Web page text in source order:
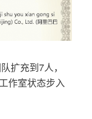
扩充到7人，
作室状态步入